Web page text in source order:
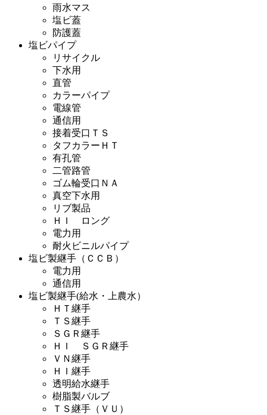
雨水マス
塩ビ蓋
防護蓋
塩ビパイプ
リサイクル
下水用
直管
カラーパイプ
電線管
通信用
接着受口ＴＳ
タフカラーＨＴ
有孔管
二管路管
ゴム輪受口ＮＡ
真空下水用
リブ製品
ＨＩ ロング
電力用
耐火ビニルパイプ
塩ビ製継手（ＣＣＢ）
電力用
通信用
塩ビ製継手(給水・上農水）
ＨＴ継手
ＴＳ継手
ＳＧＲ継手
ＨＩ ＳＧＲ継手
ＶＮ継手
ＨＩ継手
透明給水継手
樹脂製バルブ
ＴＳ継手（ＶＵ）